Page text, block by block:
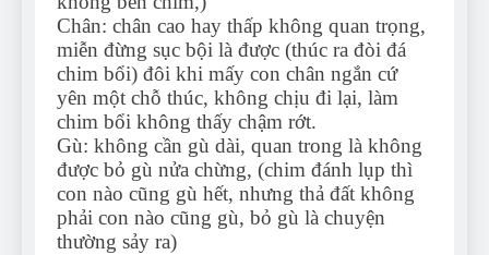
Chân: chân cao hay thấp không quan trọng,
miễn đừng sục bội là được (thúc ra đòi đá
chim bổi) đôi khi mấy con chân ngắn cứ
yên một chỗ thúc, không chịu đi lại, làm
chim bổi không thấy chậm rớt.
Gù: không cần gù dài, quan trong là không
được bỏ gù nửa chừng, (chim đánh lụp thì
con nào cũng gù hết, nhưng thả đất không
phải con nào cũng gù, bỏ gù là chuyện
thường sảy ra)